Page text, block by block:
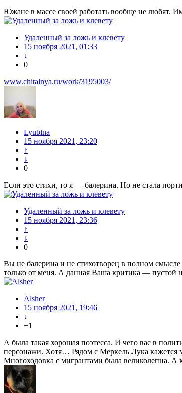
Южане в массе своей работать вообще не любят.
Удаленный за ложь и клевету
15 ноября 2021, 01:33
↓
0
www.chitalnya.ru/work/3195003/
Lyubina
15 ноября 2021, 23:20
↑
↓
0
Если это стихи, то я — балерина. Но не стала
Удаленный за ложь и клевету
15 ноября 2021, 23:36
↑
↓
0
Вы не балерина и не стихотворец в полном
только от меня. А данная Ваша критика — пустой
Alsher
15 ноября 2021, 19:46
↓
+1
А была такая хорошая поэтесса. И чего вас в
персонажи. Хотя… Рядом с Меркель Лука кажется
Многоходовка с мигрантами была великолепна.